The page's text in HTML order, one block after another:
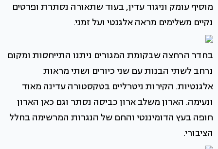
מוסיף עומק וניגוד עדין, בעוד שתאורה נסתרת ופרטים
נקיים משלימים מראה אלגנטי ועל זמני.
בחדר הרחצה שבקומת המגורים ניתנו התייחסות ומקום
נרחב לשתי הבנות עם שני כיורים ושתי מראות
אלגנטיות. הקירות ניטרליים בטקסטורה עדינה מאוד
ונעימה. הארון משלב ארון כביסה נסתר וגם כאן הארון
חופה בעץ הדומיננטי והחם של הנגרות המרשימה בחלל
הציבורי.